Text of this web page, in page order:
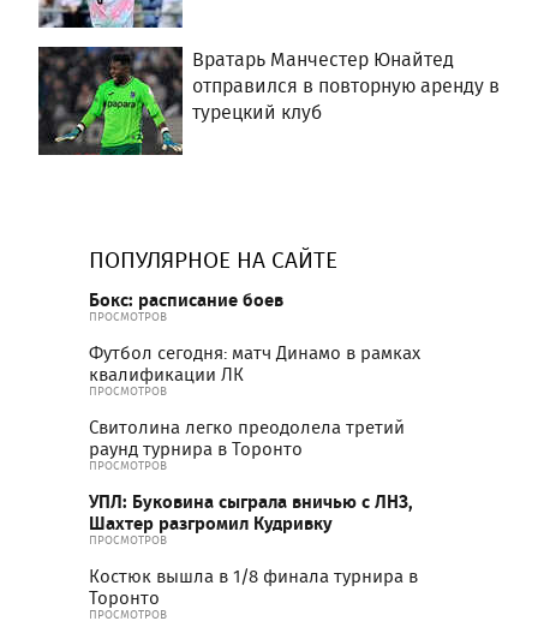
Вратарь Манчестер Юнайтед
отправился в повторную аренду в
турецкий клуб
ПОПУЛЯРНОЕ НА САЙТЕ
Бокс: расписание боев
ПРОСМОТРОВ
Футбол сегодня: матч Динамо в рамках
квалификации ЛК
ПРОСМОТРОВ
Свитолина легко преодолела третий
раунд турнира в Торонто
ПРОСМОТРОВ
УПЛ: Буковина сыграла вничью с ЛНЗ,
Шахтер разгромил Кудривку
ПРОСМОТРОВ
Костюк вышла в 1/8 финала турнира в
Торонто
ПРОСМОТРОВ